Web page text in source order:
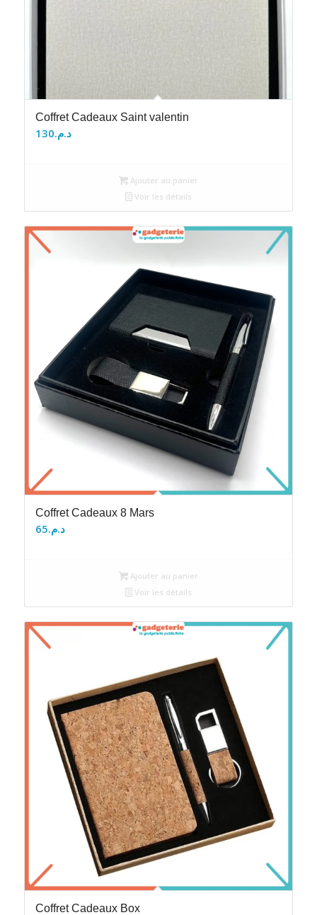
Coffret Cadeaux Saint valentin
د.م.130
Ajouter au panier
Voir les détails
Coffret Cadeaux 8 Mars
د.م.65
Ajouter au panier
Voir les détails
Coffret Cadeaux Box